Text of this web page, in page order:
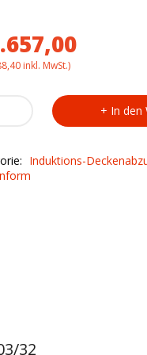
inkl. MwSt.)
In den
Induktions-
32